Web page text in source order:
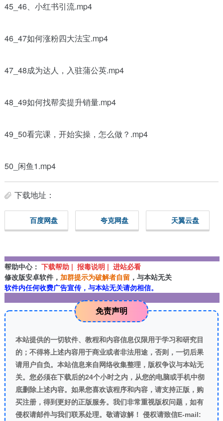
45_46、小红书引流.mp4
46_47如何涨粉四大法宝.mp4
47_48成为达人，入驻蒲公英.mp4
48_49如何找帮卖提升销量.mp4
49_50看完课，开始实操，怎么做？.mp4
50_闲鱼1.mp4
下载地址：
百度网盘 夸克网盘 天翼云盘
帮助中心： 下载帮助 | 报毒说明 | 进站必看
修改版安卓软件， 加群提示为破解者自留 ，与本站无关
软件内任何收费广告宣传，与本站无关请勿相信。
免责声明
本站提供的一切软件、教程和内容信息仅限用于学习和研究目
的；不得将上述内容用于商业或者非法用途，否则，一切后果
请用户自负。本站信息来自网络收集整理，版权争议与本站无
关。您必须在下载后的24个小时之内，从您的电脑或手机中彻
底删除上述内容。如果您喜欢该程序和内容，请支持正版，购
买注册，得到更好的正版服务。我们非常重视版权问题，如有
侵权请邮件与我们联系处理。敬请谅解！ 侵权请致信E-mail: